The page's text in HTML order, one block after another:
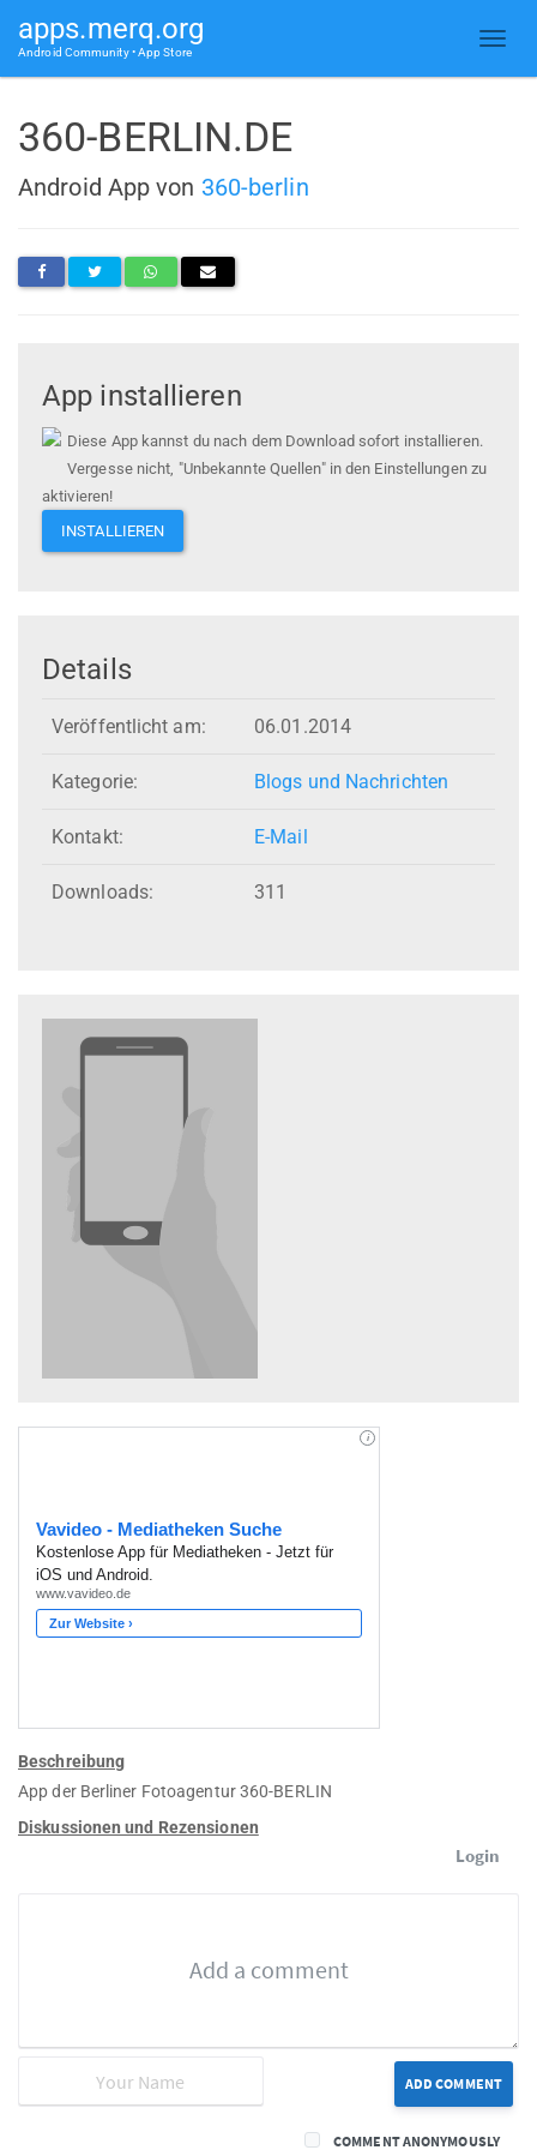
apps.merq.org
Android Community • App Store
360-BERLIN.DE
Android App von 360-berlin
App installieren
Diese App kannst du nach dem Download sofort installieren.
Vergesse nicht, "Unbekannte Quellen" in den Einstellungen zu
aktivieren!
INSTALLIEREN
Details
Veröffentlicht am: 06.01.2014
Kategorie: Blogs und Nachrichten
Kontakt: E-Mail
Downloads: 311
Beschreibung
App der Berliner Fotoagentur 360-BERLIN
Diskussionen und Rezensionen
Login
ADD COMMENT
COMMENT ANONYMOUSLY